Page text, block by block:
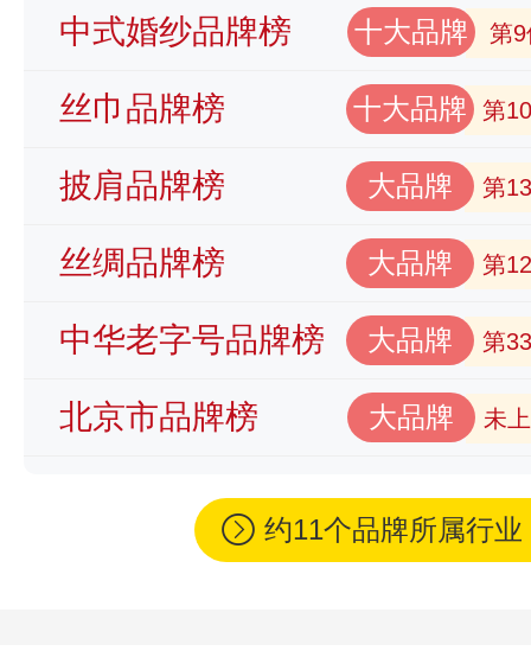
中式婚纱品牌榜 十大品牌 第9
丝巾品牌榜 十大品牌 第
披肩品牌榜 大品牌 第
丝绸品牌榜 大品牌 第
中华老字号品牌榜 大品牌 第
北京市品牌榜 大品牌 未
约11个品牌所属行